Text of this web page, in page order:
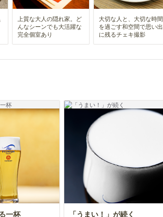
上質な大人の隠れ家。ど
んなシーンでも大活躍な
完全個室あり
大切な人と、大切な時間
を過ごす和空間で思い出
に残るチェキ撮影
一杯 「うまい！」が続く